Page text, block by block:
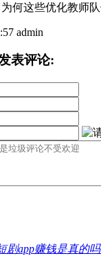
何这些优化教师
admin
表评论: